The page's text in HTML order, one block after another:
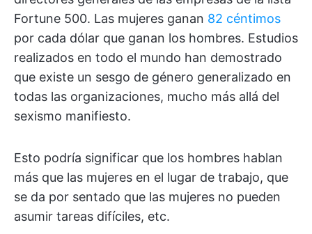
Fortune 500. Las mujeres ganan 82 céntimos
por cada dólar que ganan los hombres. Estudios
realizados en todo el mundo han demostrado
que existe un sesgo de género generalizado en
todas las organizaciones, mucho más allá del
sexismo manifiesto.
Esto podría significar que los hombres hablan
más que las mujeres en el lugar de trabajo, que
se da por sentado que las mujeres no pueden
asumir tareas difíciles, etc.